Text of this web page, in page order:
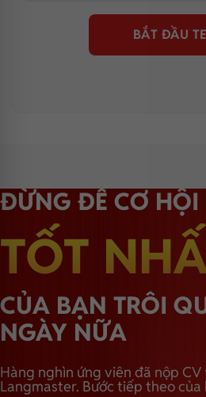
BẮT ĐẦU
ĐỪNG ĐỂ CƠ HỘI
TỐT
CỦA BẠN TRÔI
NGÀY NỮA
Hàng nghìn ứng viên đã nộp
Langmaster. Bước tiếp theo